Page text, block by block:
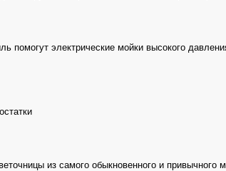
помогут электрические мойки высокого
из самого обыкновенного и привычного